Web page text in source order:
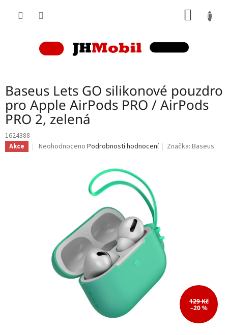
Baseus Lets GO silikonové pouzdro
pro Apple AirPods PRO / AirPods
PRO 2, zelená
1624388
Akce
Průměrné
Neohodnoceno Podrobnosti hodnocení Značka:Baseus
129 Kč
–20 %